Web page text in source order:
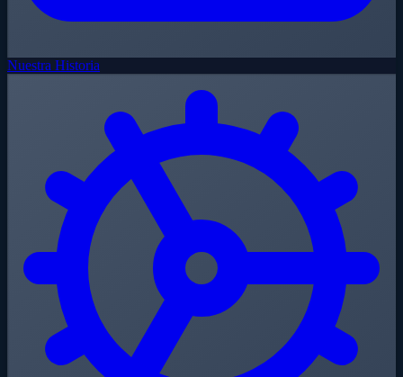
Nuestra Historia